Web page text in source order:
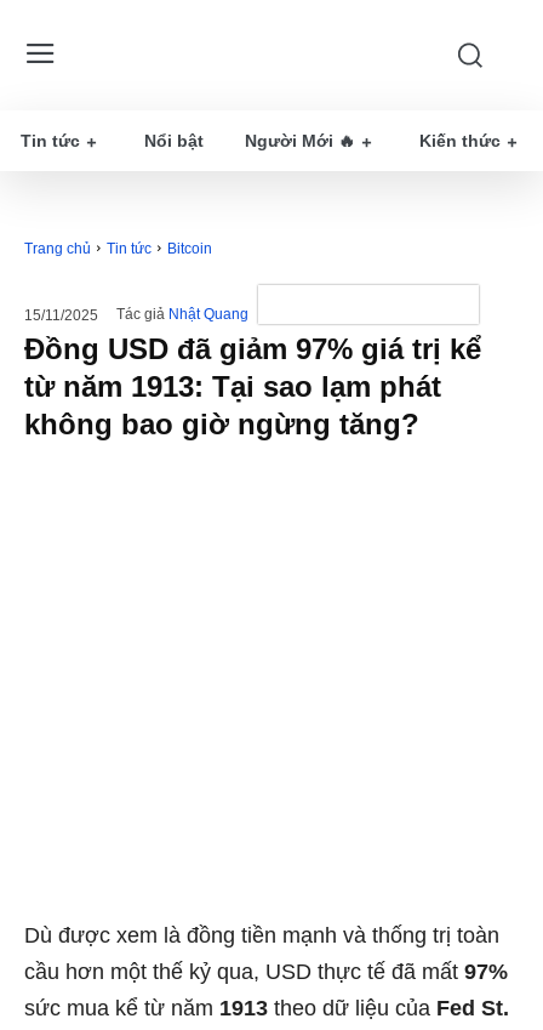
Tin tức Nổi bật Người Mới 🔥 Kiến thức
Trang chủ Tin tức Bitcoin
15/11/2025 Tác giả Nhật Quang
Đồng USD đã giảm 97% giá trị kể
từ năm 1913: Tại sao lạm phát
không bao giờ ngừng tăng?
Dù được xem là đồng tiền mạnh và thống trị toàn
cầu hơn một thế kỷ qua, USD thực tế đã mất 97%
sức mua kể từ năm 1913 theo dữ liệu của Fed St.